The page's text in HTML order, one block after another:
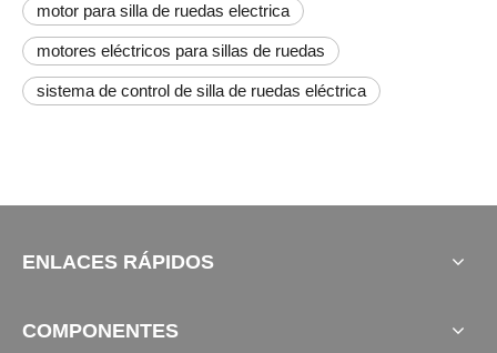
motor para silla de ruedas electrica
motores eléctricos para sillas de ruedas
sistema de control de silla de ruedas eléctrica
ENLACES RÁPIDOS
COMPONENTES